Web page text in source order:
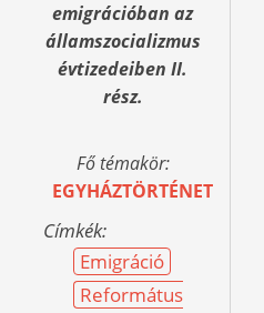
emigrációban az
államszocializmus
évtizedeiben II.
rész.
Fő témakör:
EGYHÁZTÖRTÉNET
Címkék:
Emigráció
Református